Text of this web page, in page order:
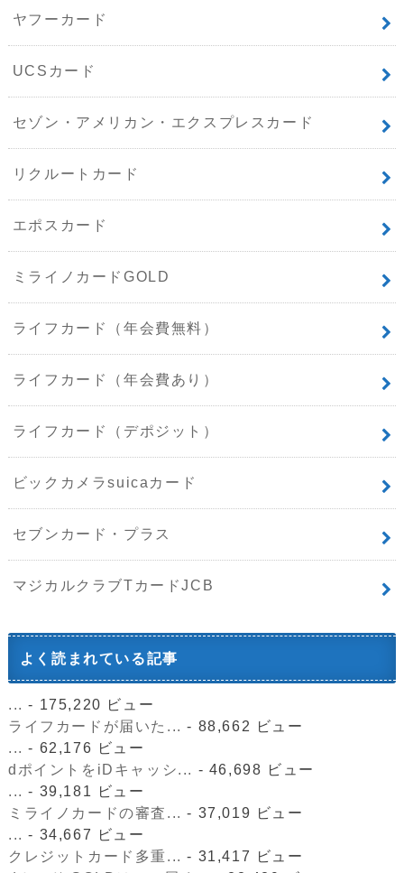
ヤフーカード
UCSカード
セゾン・アメリカン・エクスプレスカード
リクルートカード
エポスカード
ミライノカードGOLD
ライフカード（年会費無料）
ライフカード（年会費あり）
ライフカード（デポジット）
ビックカメラsuicaカード
セブンカード・プラス
マジカルクラブTカードJCB
よく読まれている記事
... - 175,220 ビュー
ライフカードが届いた... - 88,662 ビュー
... - 62,176 ビュー
dポイントをiDキャッシ... - 46,698 ビュー
... - 39,181 ビュー
ミライノカードの審査... - 37,019 ビュー
... - 34,667 ビュー
クレジットカード多重... - 31,417 ビュー